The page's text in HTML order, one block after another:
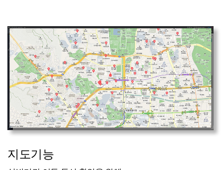
지도기능